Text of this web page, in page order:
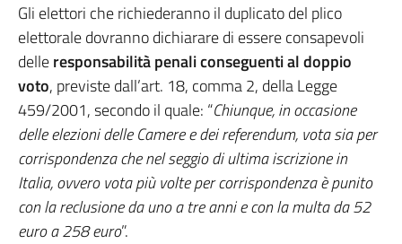
Gli elettori che richiederanno il duplicato del plico
elettorale dovranno dichiarare di essere consapevoli
delleresponsabilità penali conseguenti al doppio
voto, previste dall’art. 18, comma 2, della Legge
459/2001, secondo il quale: “Chiunque, in occasione
delle elezioni delle Camere e dei referendum, vota sia per
corrispondenza che nel seggio di ultima iscrizione in
Italia, ovvero vota più volte per corrispondenza è punito
con la reclusione da uno a tre anni e con la multa da 52
euro a 258 euro”.